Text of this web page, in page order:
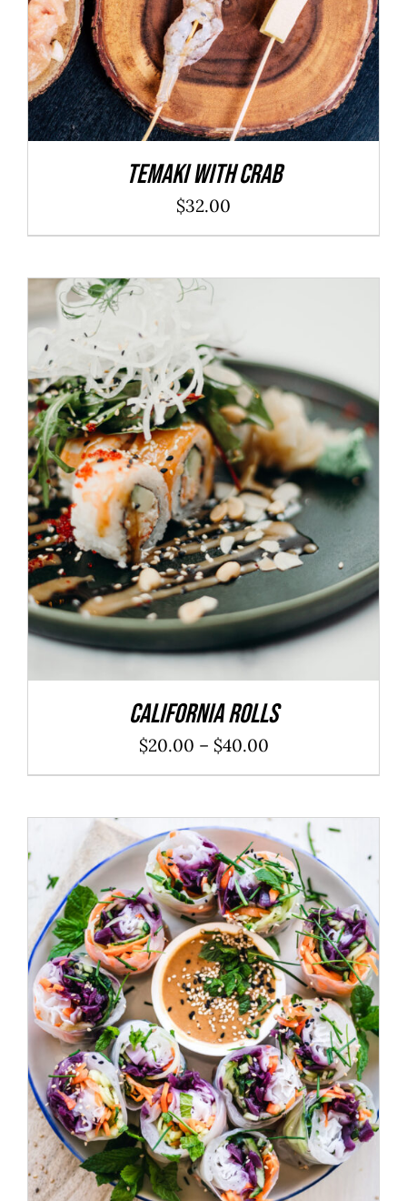
Temaki With Crab
$32.00
SELECT OPTIONS / DÉTAILS
California Rolls
$20.00 – $40.00
ADD TO CART / DÉTAILS